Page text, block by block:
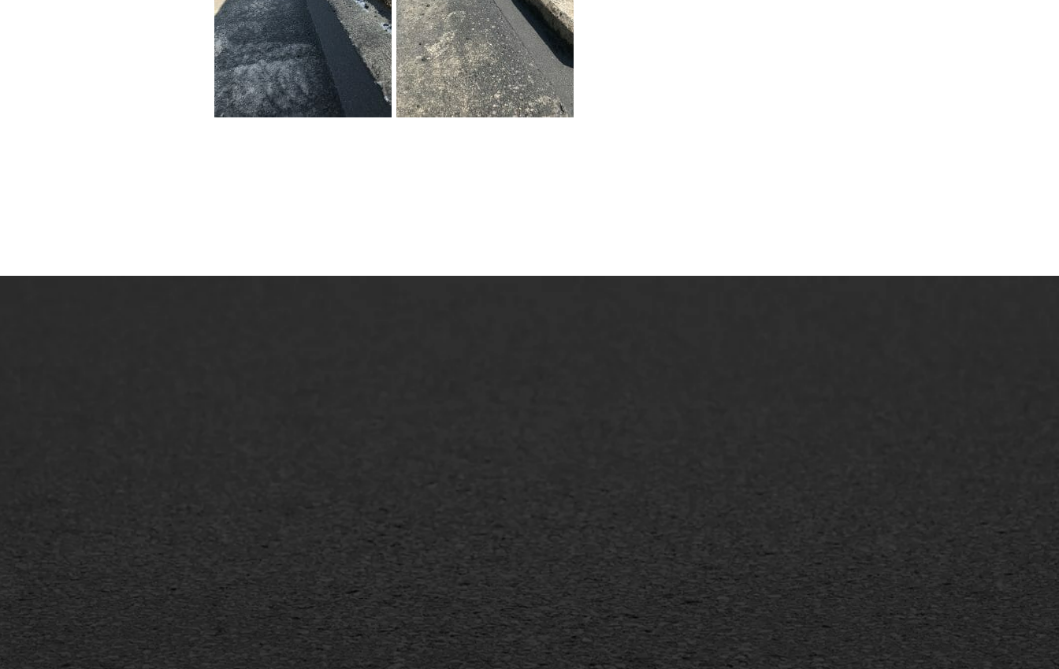
Markering verlagen
WIJ WERKEN VOOR
GWW aannemers
Bitumineuze voegvulling
Gietasfalt reparatie
Verwijderen markering
Vlakslijpen
Inschrijven nieuwsbrief
Duurzaam ondernemen